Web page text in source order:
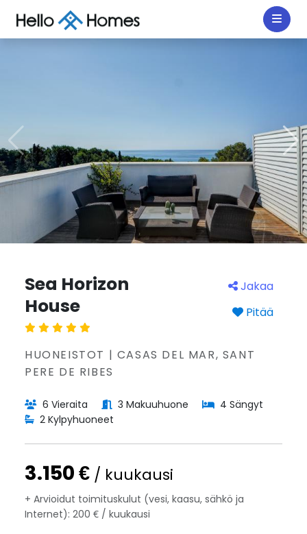
Sea Horizon
House
Jakaa
Pitää
HUONEISTOT | CASAS DEL MAR, SANT
PERE DE RIBES
6 Vieraita 3 Makuuhuone
4 Sängyt
2 Kylpyhuoneet
3.150 € / kuukausi
+ Arvioidut toimituskulut (vesi, kaasu, sähkö ja
Internet): 200 € / kuukausi